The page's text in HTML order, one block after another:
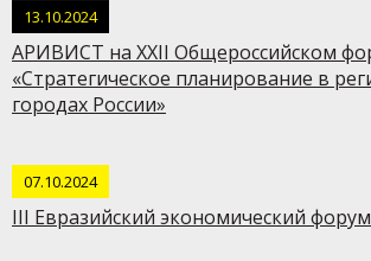
13.10.2024
АРИВИСТ на XXII Общероссийском
«Стратегическое планирование в
городах России»
07.10.2024
III Евразийский экономический форум